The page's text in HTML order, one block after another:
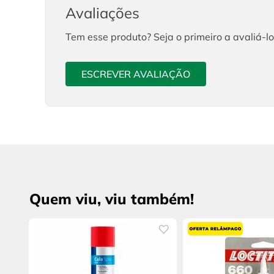
Avaliações
Tem esse produto? Seja o primeiro a avaliá-
ESCREVER AVALIAÇÃO
Quem viu, viu também!